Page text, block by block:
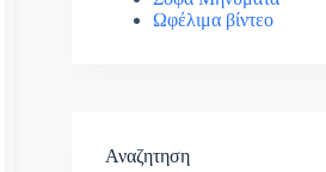
Ωφέλιμα βίντεο
Αναζητηση